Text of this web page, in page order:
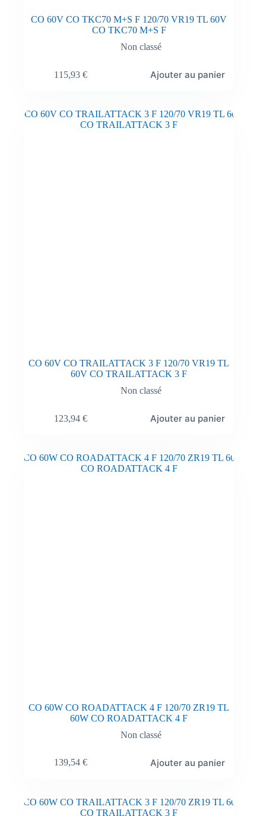
CO 60V CO TKC70 M+S F 120/70 VR19 TL 60V
CO TKC70 M+S F
Non classé
115,93 € Ajouter au panier
CO 60V CO TRAILATTACK 3 F 120/70 VR19 TL
60V CO TRAILATTACK 3 F
Non classé
123,94 € Ajouter au panier
CO 60W CO ROADATTACK 4 F 120/70 ZR19 TL
60W CO ROADATTACK 4 F
Non classé
139,54 € Ajouter au panier